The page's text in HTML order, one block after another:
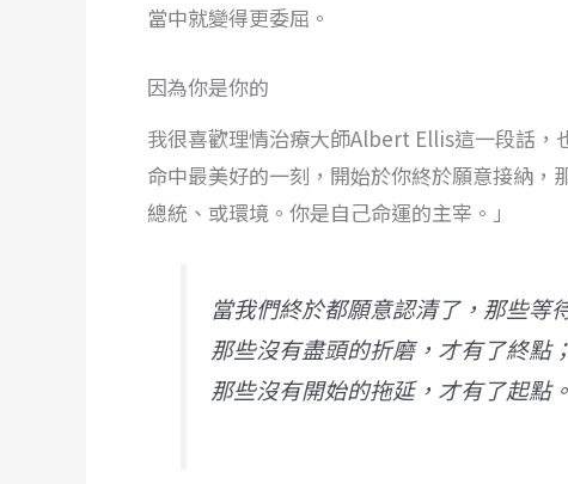
當中就變得更委屈。
因為你是你的
我很喜歡理情治療大師Albert Ellis這一段話
命中最美好的一刻，開始於你終於願意接納，
總統、或環境。你是自己命運的主宰。」
當我們終於都願意認清了，那些等
那些沒有盡頭的折磨，才有了終點；
那些沒有開始的拖延，才有了起點。